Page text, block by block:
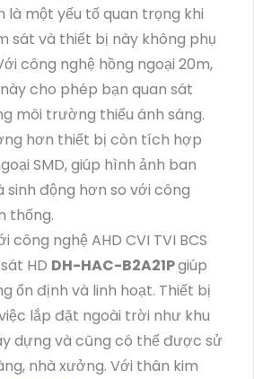
là một yếu tố quan trọng khi
sát và thiết bị này không phụ
công nghệ hồng ngoại 20m,
cho phép bạn quan sát
môi trường thiếu ánh sáng.
hơn thiết bị còn tích hợp
SMD, giúp hình ảnh ban
động hơn so với công
thống.
công nghệ AHD CVI TVI BCS
HD DH-HAC-B2A21Pgiúp
ổn định và linh hoạt. Thiết bị
lắp đặt ngoài trời như khu
dựng và cũng có thể được sử
nhà xưởng. Với thân kim